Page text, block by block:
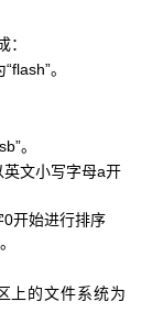
。
。
文小写字母a开
开始进行排序
上的文件系统为